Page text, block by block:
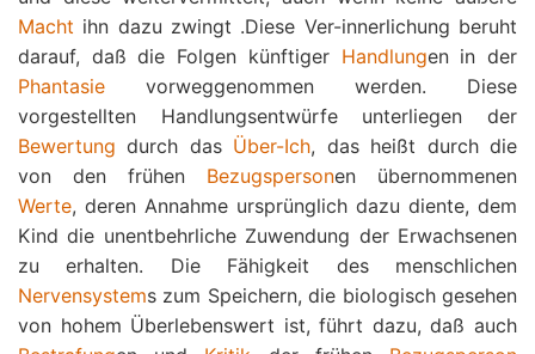
Macht ihn dazu zwingt .Diese Ver-innerlichung beruht
darauf, daß die Folgen künftiger Handlungen in der
Phantasie vorweggenommen werden. Diese
vorgestellten Handlungsentwürfe unterliegen der
Bewertung durch das Über-Ich, das heißt durch die
von den frühen Bezugspersonen übernommenen
Werte, deren Annahme ursprünglich dazu diente, dem
Kind die unentbehrliche Zuwendung der Erwachsenen
zu erhalten. Die Fähigkeit des menschlichen
Nervensystems zum Speichern, die biologisch gesehen
von hohem Überlebenswert ist, führt dazu, daß auch